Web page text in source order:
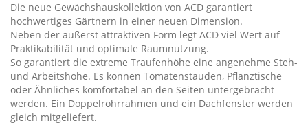
Die neue Gewächshauskollektion von ACD garantiert
hochwertiges Gärtnern in einer neuen Dimension.
Neben der äußerst attraktiven Form legt ACD viel Wert auf
Praktikabilität und optimale Raumnutzung.
So garantiert die extreme Traufenhöhe eine angenehme Steh-
und Arbeitshöhe. Es können Tomatenstauden, Pflanztische
oder Ähnliches komfortabel an den Seiten untergebracht
werden. Ein Doppelrohrrahmen und ein Dachfenster werden
gleich mitgeliefert.